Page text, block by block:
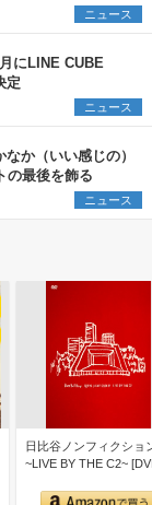
ニュース
にLINE CUBE
定
ニュース
か（いい感じの）
の最後を飾る
ニュース
日比谷ノンフィクショ
~LIVE BY THE C2~